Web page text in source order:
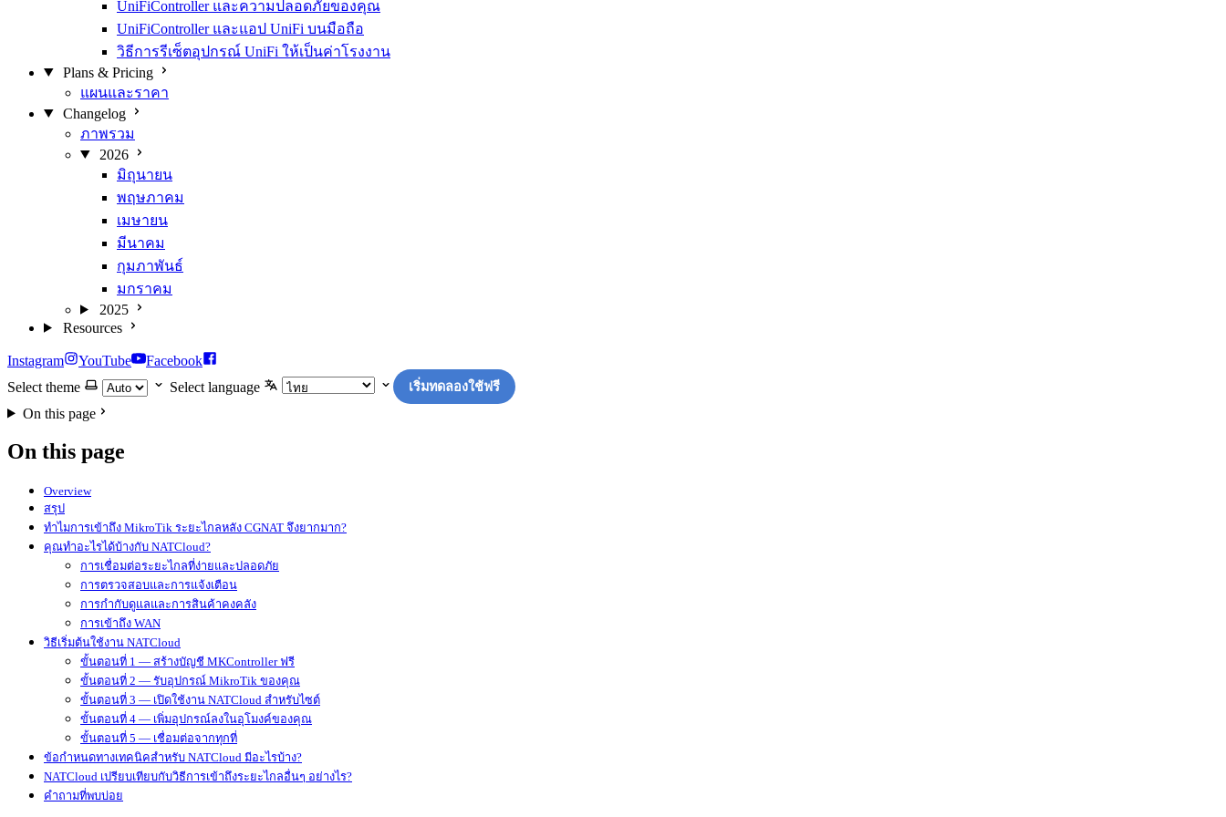
UniFiController และความปลอดภัยของคุณ
UniFiController และแอป UniFi บนมือถือ
วิธีการรีเซ็ตอุปกรณ์ UniFi ให้เป็นค่าโรงงาน
Plans & Pricing
แผนและราคา
Changelog
ภาพรวม
2026
มิถุนายน
พฤษภาคม
เมษายน
มีนาคม
กุมภาพันธ์
มกราคม
2025
Resources
Instagram YouTube
Facebook
Select theme
Select language เริ่มทดลองใช้ฟรี
On this page
On this page
Overview
สรุป
ทำไมการเข้าถึง MikroTik ระยะไกลหลัง CGNAT จึงยากมาก?
คุณทำอะไรได้บ้างกับ NATCloud?
การเชื่อมต่อระยะไกลที่ง่ายและปลอดภัย
การตรวจสอบและการแจ้งเตือน
การกำกับดูแลและการสินค้าคงคลัง
การเข้าถึง WAN
วิธีเริ่มต้นใช้งาน NATCloud
ขั้นตอนที่ 1 — สร้างบัญชี MKController ฟรี
ขั้นตอนที่ 2 — รับอุปกรณ์ MikroTik ของคุณ
ขั้นตอนที่ 3 — เปิดใช้งาน NATCloud สำหรับไซต์
ขั้นตอนที่ 4 — เพิ่มอุปกรณ์ลงในอุโมงค์ของคุณ
ขั้นตอนที่ 5 — เชื่อมต่อจากทุกที่
ข้อกำหนดทางเทคนิคสำหรับ NATCloud มีอะไรบ้าง?
NATCloud เปรียบเทียบกับวิธีการเข้าถึงระยะไกลอื่นๆ อย่างไร?
คำถามที่พบบ่อย